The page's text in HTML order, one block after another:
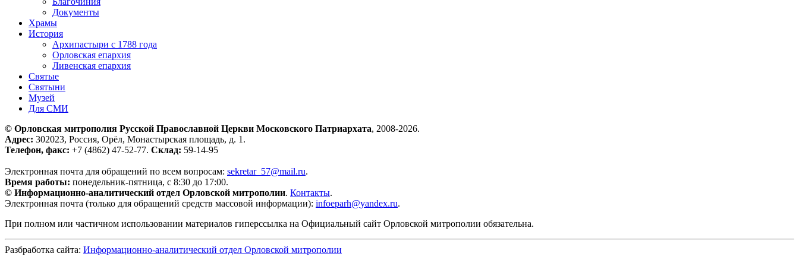
Документы
Храмы
История
Архипастыри с 1788 года
Орловская епархия
Ливенская епархия
Святые
Святыни
Музей
Для СМИ
© Орловская митрополия Русской Православной Церкви Московского Патриархата, 2008-2026.
Адрес: 302023, Россия, Орёл, Монастырская площадь, д. 1.
Телефон, факс: +7 (4862) 47-52-77. Склад: 59-14-95
Электронная почта для обращений по всем вопросам: sekretar_57@mail.ru.
Время работы: понедельник-пятница, с 8:30 до 17:00.
© Информационно-аналитический отдел Орловской митрополии. Контакты.
Электронная почта (только для обращений средств массовой информации): infoeparh@yandex.ru.
При полном или частичном использовании материалов гиперссылка на Официальный сайт Орловской митрополии обязательна.
Разбработка сайта: Информационно-аналитический отдел Орловской митрополии